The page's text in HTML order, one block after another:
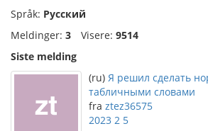
Språk: Русский
Meldinger: 3 Visere: 9514
Siste melding
(ru) Я решил сделать
табличными словами
fra ztez36575
2023 2 5